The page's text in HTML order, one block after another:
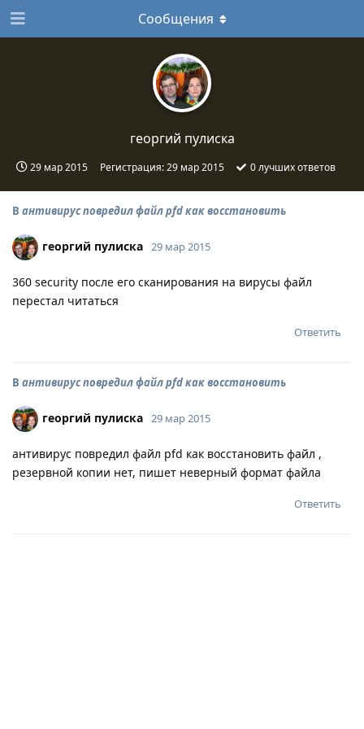
георгий пулиска
29 мар 2015 Регистрация:29 мар 2015 0лучших ответов
Сообщения
В антивирус повредил файл pfd как восстановить
георгий пулиска 29 мар 2015
360 security после его сканирования на вирусы файл
перестал читаться
Ответить
В антивирус повредил файл pfd как восстановить
георгий пулиска 29 мар 2015
антивирус повредил файл pfd как восстановить файл ,
резервной копии нет, пишет неверный формат файла
Ответить